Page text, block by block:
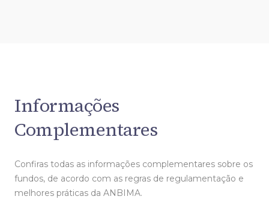
Informações
Complementares
Confiras todas as informações complementares sobre os
fundos, de acordo com as regras de regulamentação e
melhores práticas da ANBIMA.